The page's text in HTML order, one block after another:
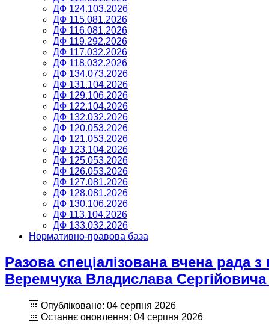
ДФ 124.103.2026
ДФ 115.081.2026
ДФ 116.081.2026
ДФ 119.292.2026
ДФ 117.032.2026
ДФ 118.032.2026
ДФ 134.073.2026
ДФ 131.104.2026
ДФ 129.106.2026
ДФ 122.104.2026
ДФ 132.032.2026
ДФ 120.053.2026
ДФ 121.053.2026
ДФ 123.104.2026
ДФ 125.053.2026
ДФ 126.053.2026
ДФ 127.081.2026
ДФ 128.081.2026
ДФ 130.106.2026
ДФ 113.104.2026
ДФ 133.032.2026
Нормативно-правова база
Разова спеціалізована вчена рада
Веремчука Владислава
Опубліковано: 04 серпня 2026
Останнє оновлення: 04 серпня 2026